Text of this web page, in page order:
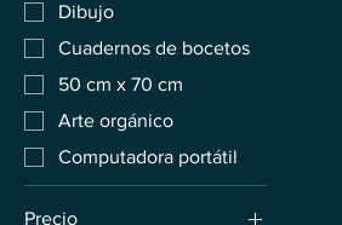
Dibujo
Cuadernos de bocetos
50 cm x 70 cm
Arte orgánico
Computadora portátil
Precio